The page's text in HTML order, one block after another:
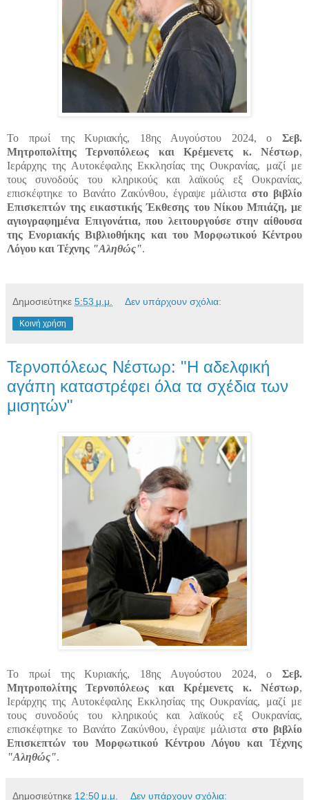
Το πρωί της Κυριακής, 18ης Αυγούστου 2024, ο Σεβ.
Μητροπολίτης Τερνοπόλεως και Κρέμενετς κ. Νέστωρ,
Ιεράρχης της Αυτοκέφαλης Εκκλησίας της Ουκρανίας, μαζί με
τους συνοδούς του κληρικούς και λαϊκούς εξ Ουκρανίας,
επισκέφτηκε το Βανάτο Ζακύνθου, έγραψε μάλιστα στο βιβλίο
Επισκεπτών της εικαστικής Έκθεσης του Νίκου Μπιάζη, με
αγιογραφημένα Επιγονάτια, που λειτουργούσε στην αίθουσα
της Ενοριακής Βιβλιοθήκης και του Μορφωτικού Κέντρου
Λόγου και Τέχνης "Αληθώς".
Δημοσιεύτηκε 5:53 μ.μ. Δεν υπάρχουν σχόλια:
Κοινή χρήση
Τερνοπόλεως Νέστωρ: "Η αδελφική
αγάπη καταστρέφει όλα τα σχέδια των
μισητών"
Το πρωί της Κυριακής, 18ης Αυγούστου 2024, ο Σεβ.
Μητροπολίτης Τερνοπόλεως και Κρέμενετς κ. Νέστωρ,
Ιεράρχης της Αυτοκέφαλης Εκκλησίας της Ουκρανίας, μαζί με
τους συνοδούς του κληρικούς και λαϊκούς εξ Ουκρανίας,
επισκέφτηκε το Βανάτο Ζακύνθου, έγραψε μάλιστα στο βιβλίο
Επισκεπτών του Μορφωτικού Κέντρου Λόγου και Τέχνης
"Αληθώς".
Δημοσιεύτηκε 12:50 μ.μ. Δεν υπάρχουν σχόλια: